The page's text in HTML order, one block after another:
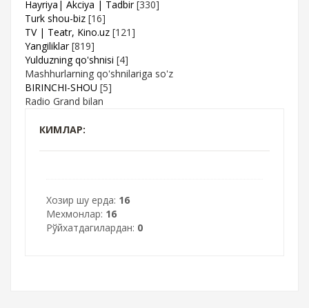
Hayriya| Akciya | Tadbir [330]
Turk shou-biz [16]
TV | Teatr, Kino.uz [121]
Yangiliklar [819]
Yulduzning qo'shnisi [4]
Mashhurlarning qo'shnilariga so'z
BIRINCHI-SHOU [5]
Radio Grand bilan
КИМЛАР:
Хозир шу ерда: 16
Мехмонлар: 16
Рўйхатдагилардан: 0